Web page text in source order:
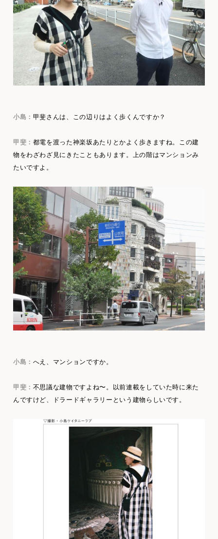
小島： 甲斐さんは、この辺りはよく歩くんですか？
甲斐： 都電を渡った神楽坂あたりとかよく歩きますね。この建
物をわざわざ見にきたこともあります。上の階はマンションみ
たいですよ。
小島： へえ、マンションですか。
甲斐： 不思議な建物ですよね〜。以前連載をしていた時に来た
んですけど、ドラードギャラリーという建物らしいです。